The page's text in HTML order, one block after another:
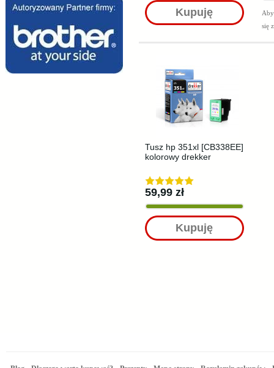
Kupuję
się
Tusz hp 351xl [CB338EE]
kolorowy drekker
59,99 zł
Kupuję